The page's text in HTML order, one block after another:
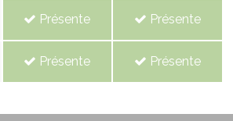
Présente Présente
Présente Présente